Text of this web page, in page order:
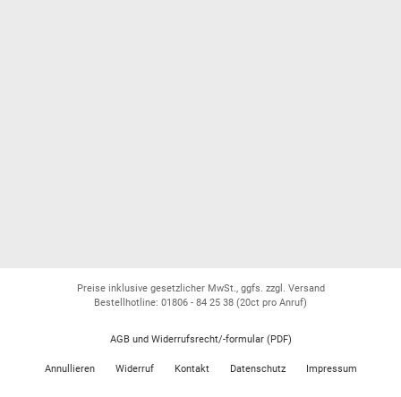
Preise inklusive gesetzlicher MwSt., ggfs. zzgl. Versand
Bestellhotline: 01806 - 84 25 38 (20ct pro Anruf)
AGB und Widerrufsrecht/-formular (PDF)
Annullieren Widerruf Kontakt Datenschutz Impressum